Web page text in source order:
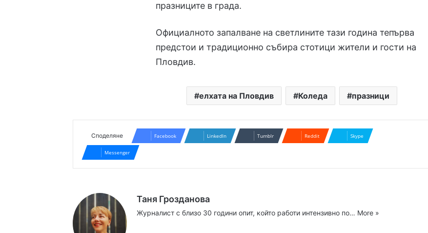
празниците в града.
Официалното запалване на светлините тази година тепърва
предстои и традиционно събира стотици жители и гости на
Пловдив.
елхата на Пловдив Коледа празници
Споделяне Facebook LinkedIn Tumblr Reddit Skype
Messenger
Таня Грозданова
Журналист с близо 30 години опит, който работи интензивно по… More »